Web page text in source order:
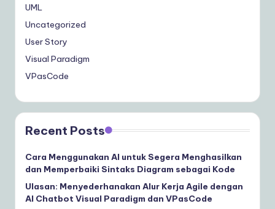
UML
Uncategorized
User Story
Visual Paradigm
VPasCode
Recent Posts
Cara Menggunakan AI untuk Segera Menghasilkan
dan Memperbaiki Sintaks Diagram sebagai Kode
Ulasan: Menyederhanakan Alur Kerja Agile dengan
AI Chatbot Visual Paradigm dan VPasCode